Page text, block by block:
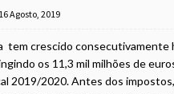
16 Agosto, 2019
tem crescido consecutivamente
os 11,3 mil milhões de
2019/2020. Antes dos